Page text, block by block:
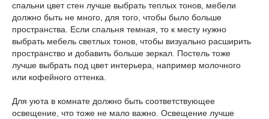
спальни цвет стен лучше выбрать теплых тонов, мебели
должно быть не много, для того, чтобы было больше
пространства. Если спальня темная, то к месту нужно
выбрать мебель светлых тонов, чтобы визуально расширить
пространство и добавить больше зеркал. Постель тоже
лучше выбрать под цвет интерьера, например молочного
или кофейного оттенка.
Для уюта в комнате должно быть соответствующее
освещение, что тоже не мало важно. Освещение лучше